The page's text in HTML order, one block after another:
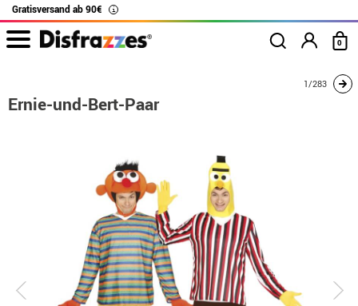
Gratisversand ab 90€ i
0
1/283
Ernie-und-Bert-Paar